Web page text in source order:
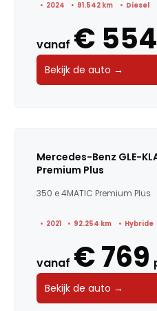
2024 91.542 km Diesel
vanaf € 554
Bekijk de auto →
Mercedes-Benz GLE-
Premium Plus
350 e 4MATIC Premium Plus
2021 92.254 km Hybride
vanaf € 769
Bekijk de auto →